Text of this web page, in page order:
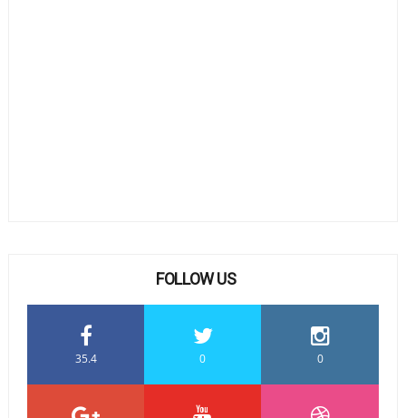
FOLLOW US
35.4 0 0